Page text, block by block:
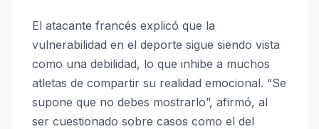
El atacante francés explicó que la
vulnerabilidad en el deporte sigue siendo vista
como una debilidad, lo que inhibe a muchos
atletas de compartir su realidad emocional. “Se
supone que no debes mostrarlo”, afirmó, al
ser cuestionado sobre casos como el del